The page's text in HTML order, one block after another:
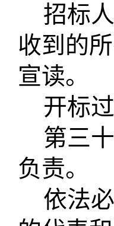
招标
收到的
宣读。
开标
第三
负责。
依法